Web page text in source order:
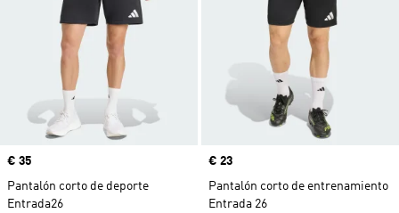
Precio
€ 35
Pantalón corto de deporte
Entrada26
Precio
€ 23
Pantalón corto de entrenamiento
Entrada 26